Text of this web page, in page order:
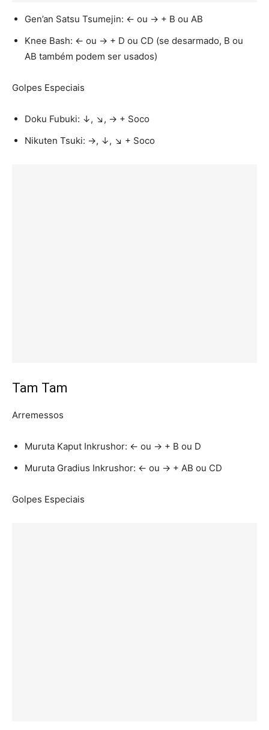
Gen’an Satsu Tsumejin: ← ou → + B ou AB
Knee Bash: ← ou → + D ou CD (se desarmado, B ou
AB também podem ser usados)
Golpes Especiais
Doku Fubuki: ↓, ↘, → + Soco
Nikuten Tsuki: →, ↓, ↘ + Soco
Tam Tam
Arremessos
Muruta Kaput Inkrushor: ← ou → + B ou D
Muruta Gradius Inkrushor: ← ou → + AB ou CD
Golpes Especiais